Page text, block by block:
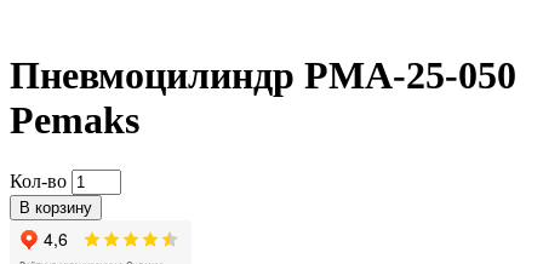
Пневмоцилиндр PMA-25-050
Pemaks
Кол-во
В корзину